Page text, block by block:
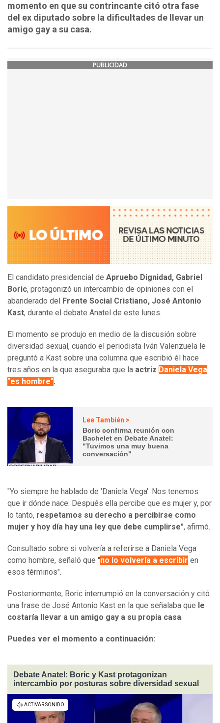
momento en que su contrincante citó otra fase
del ex diputado sobre la dificultades de llevar un
amigo gay a su casa.
PUBLICIDAD
El candidato presidencial de Apruebo Dignidad, Gabriel
Boric, protagonizó un intercambio de opiniones con el
abanderado del
Frente Social Cristiano, José Antonio
Kast, durante el debate Anatel de este lunes.
El momento se produjo en medio de la discusión sobre
diversidad sexual, cuando el periodista Iván Valenzuela le
preguntó a Kast sobre una columna que escribió él hace
tres años en la que aseguraba que la actriz Daniela Vega
"es hombre".
Lee También >
Boric confirma reunión con
Bachelet en Debate Anatel:
"Tuvimos una muy buena
conversación"
"Yo siempre he hablado de 'Daniela Vega'. Nos tenemos
que ir dónde nace. Después ella percibe que es mujer y, por
lo tanto, respetamos su derecho a percibirse como
mujer y hoy día hay una ley que debe cumplirse", afirmó.
Consultado sobre si volvería a referirse a Daniela Vega
como hombre, señaló que "no lo volvería a escribir en
esos términos".
Posteriormente, Boric interrumpió en la conversación y citó
una frase de José Antonio Kast en la que señalaba que le
costaría llevar a un amigo gay a su propia casa.
Puedes ver el momento a continuación:
Debate Anatel: Boric y Kast protagonizan
intercambio por posturas sobre diversidad sexual